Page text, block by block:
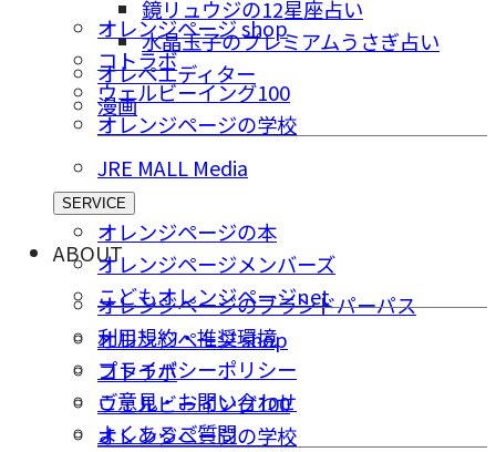
鏡リュウジの12星座占い
水晶玉子のプレミアムうさぎ占い
オレペエディター
漫画
オレンジページ shop
コトラボ
ウェルビーイング100
オレンジページの学校
JRE MALL Media
SERVICE
オレンジページの本
オレンジページメンバーズ
こどもオレンジページnet
オレンジページ shop
コトラボ
ウェルビーイング100
オレンジページの学校
ABOUT
オレンジページのブランドパーパス
利用規約・推奨環境
プライバシーポリシー
ご意⾒・お問い合わせ
よくあるご質問